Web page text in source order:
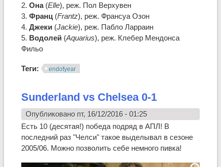
2. Она (Elle), реж. Пол Верхувен
3. Франц(Frantz), реж. Франсуа Озон
4. Джеки(Jackie), реж. Пабло Ларраин
5. Водолей(Aquarius), реж. Клебер Мендонса
Фильо
Теги: endofyear
Sunderland vs Chelsea 0-1
Опубликовано пт, 16/12/2016 - 01:25
Есть 10 (десятая!) победа подряд в АПЛ! В
последний раз "Челси" такое выделывал в сезоне
2005/06. Можно позволить себе немного пивка!